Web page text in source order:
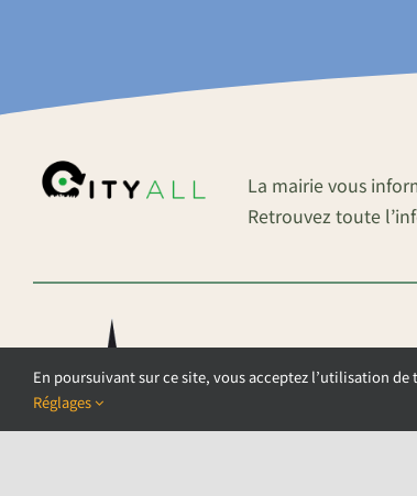
La mairie vous
Retrouvez toute
En poursuivant sur ce site, vous acceptez l’utilisation
Réglages